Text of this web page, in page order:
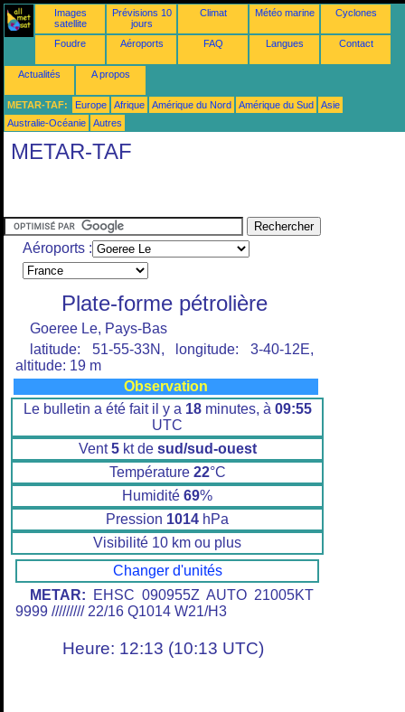
Images
satellite
Prévisions 10
jours
Climat Météo marine Cyclones
Foudre Aéroports FAQ Langues Contact
Actualités A propos
METAR-TAF: Europe Afrique Amérique du Nord Amérique du Sud
Asie
Australie-Océanie
Autres
METAR-TAF
Aéroports :
Plate-forme pétrolière
Goeree Le, Pays-Bas
latitude: 51-55-33N, longitude: 3-40-12E,
altitude: 19 m
Observation
Le bulletin a été fait il y a 18minutes, à 09:55
UTC
Vent5kt de sud/sud-ouest
Température 22°C
Humidité 69%
Pression 1014 hPa
Visibilité 10 km ou plus
Changer d'unités
METAR: EHSC 090955Z AUTO 21005KT
9999 ///////// 22/16 Q1014 W21/H3
Heure: 12:13 (10:13 UTC)